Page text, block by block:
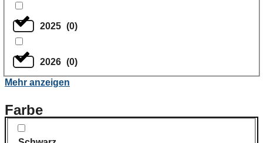
2025 (0)
2026 (0)
Mehr anzeigen
Farbe